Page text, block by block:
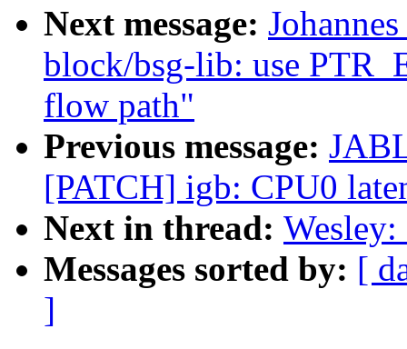
Next message:
block/bsg-lib: use
flow path"
Previous message:
[PATCH] igb: CPU0
Next in thread:
Messages sorted by: [
]